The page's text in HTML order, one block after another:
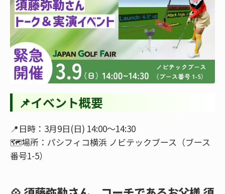
📌イベント概要
📍日時：3月9日(日) 14:00～14:30
🗺️場所：パシフィコ横浜 ノビテックブース（ブース
番号1-5）